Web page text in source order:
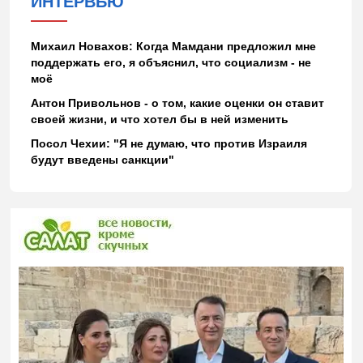
Михаил Новахов: Когда Мамдани предложил мне
поддержать его, я объяснил, что социализм - не
моё
Антон Привольнов - о том, какие оценки он ставит
своей жизни, и что хотел бы в ней изменить
Посол Чехии: "Я не думаю, что против Израиля
будут введены санкции"